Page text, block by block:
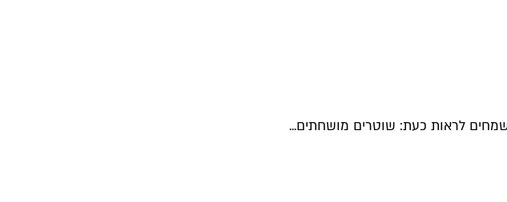
לראות כעת: שוטרים מושחתים...